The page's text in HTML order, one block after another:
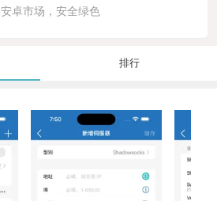
安卓市场，安全绿色
排行